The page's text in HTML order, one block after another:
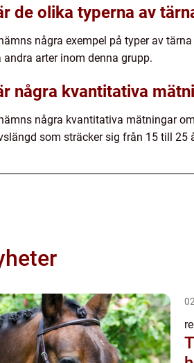
de olika typerna av
några exempel på typer av
andra arter inom denna grupp.
några kvantitativa
några kvantitativa mätningar
som sträcker sig från 15 till 25